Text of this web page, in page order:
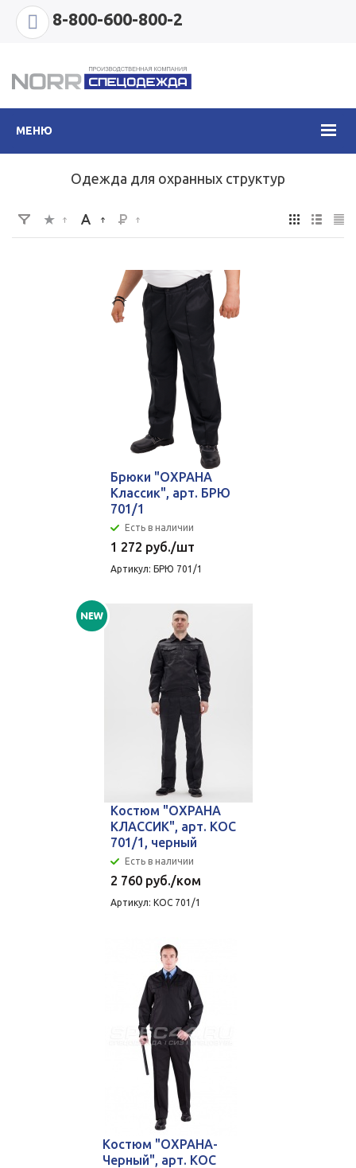
8-800-600-800-2
МЕНЮ
Одежда для охранных структур
Брюки "ОХРАНА
Классик", арт. БРЮ
701/1
Есть в наличии
1 272 руб./шт
Артикул: БРЮ 701/1
Костюм "ОХРАНА
КЛАССИК", арт. КОС
701/1, черный
Есть в наличии
2 760 руб./ком
Артикул: КОС 701/1
Костюм "ОХРАНА-
Черный", арт. КОС